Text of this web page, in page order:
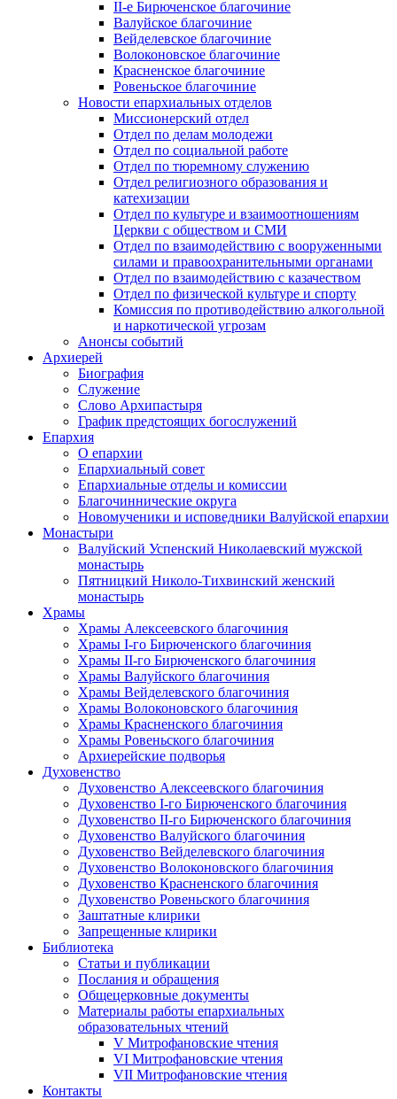
II-е Бирюченское благочиние
Валуйское благочиние
Вейделевское благочиние
Волоконовское благочиние
Красненское благочиние
Ровеньское благочиние
Новости епархиальных отделов
Миссионерский отдел
Отдел по делам молодежи
Отдел по социальной работе
Отдел по тюремному служению
Отдел религиозного образования и
катехизации
Отдел по культуре и взаимоотношениям
Церкви с обществом и СМИ
Отдел по взаимодействию с вооруженными
силами и правоохранительными органами
Отдел по взаимодействию с казачеством
Отдел по физической культуре и спорту
Комиссия по противодействию алкогольной
и наркотической угрозам
Анонсы событий
Архиерей
Биография
Служение
Слово Архипастыря
График предстоящих богослужений
Епархия
О епархии
Епархиальный совет
Епархиальные отделы и комиссии
Благочиннические округа
Новомученики и исповедники Валуйской епархии
Монастыри
Валуйский Успенский Николаевский мужской
монастырь
Пятницкий Николо-Тихвинский женский
монастырь
Храмы
Храмы Алексеевского благочиния
Храмы I-го Бирюченского благочиния
Храмы II-го Бирюченского благочиния
Храмы Валуйского благочиния
Храмы Вейделевского благочиния
Храмы Волоконовского благочиния
Храмы Красненского благочиния
Храмы Ровеньского благочиния
Архиерейские подворья
Духовенство
Духовенство Алексеевского благочиния
Духовенство I-го Бирюченского благочиния
Духовенство II-го Бирюченского благочиния
Духовенство Валуйского благочиния
Духовенство Вейделевского благочиния
Духовенство Волоконовского благочиния
Духовенство Красненского благочиния
Духовенство Ровеньского благочиния
Заштатные клирики
Запрещенные клирики
Библиотека
Статьи и публикации
Послания и обращения
Общецерковные документы
Материалы работы епархиальных
образовательных чтений
V Митрофановские чтения
VI Митрофановские чтения
VII Митрофановские чтения
Контакты